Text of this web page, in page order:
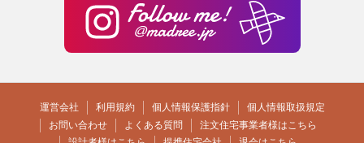
運営会社 利用規約 個人情報保護指針
個人情報取扱規定
お問い合わせ
よくある質問
注文住宅事業者様はこちら